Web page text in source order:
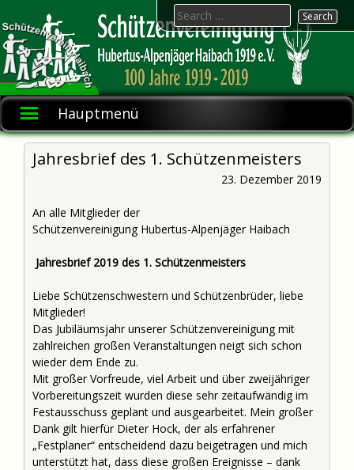
to
content
Hubertus-
Alpenjäger
Haibach
Schützenvereinigung
1919 e.V.
Hauptmenü
Search
for:
Jahresbrief des 1. Schützenmeisters
23. Dezember 2019
An alle Mitglieder der
Schützenvereinigung Hubertus-Alpenjäger Haibach
Jahresbrief 2019 des 1. Schützenmeisters
Liebe Schützenschwestern und Schützenbrüder, liebe
Mitglieder!
Das Jubiläumsjahr unserer Schützenvereinigung mit
zahlreichen großen Veranstaltungen neigt sich schon
wieder dem Ende zu.
Mit großer Vorfreude, viel Arbeit und über zweijähriger
Vorbereitungszeit wurden diese sehr zeitaufwändig im
Festausschuss geplant und ausgearbeitet. Mein großer
Dank gilt hierfür Dieter Hock, der als erfahrener
„Festplaner“ entscheidend dazu beigetragen und mich
unterstützt hat, dass diese großen Ereignisse – dank